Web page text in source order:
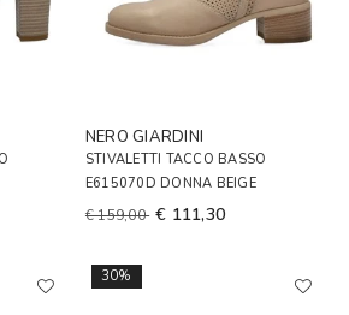
NERO GIARDINI
STIVALETTI TACCO BASSO
E615070D DONNA BEIGE
€ 159,00 € 111,30
30%